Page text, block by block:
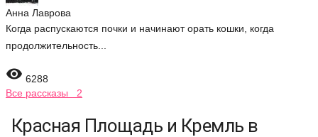
Анна Лаврова
Когда распускаются почки и начинают орать кошки, когда
продолжительность...
 6288
Все рассказы 2
Красная Площадь и Кремль в